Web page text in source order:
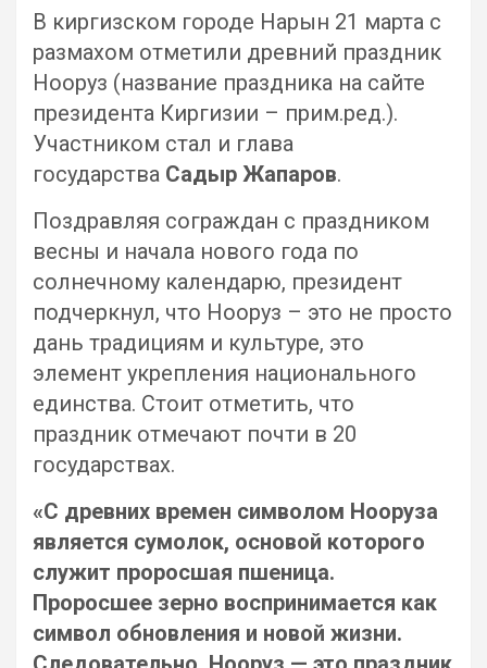
В киргизском городе Нарын 21 марта с
размахом отметили древний праздник
Нооруз (название праздника на сайте
президента Киргизии – прим.ред.).
Участником стал и глава
государства Садыр Жапаров.
Поздравляя сограждан с праздником
весны и начала нового года по
солнечному календарю, президент
подчеркнул, что Нооруз – это не просто
дань традициям и культуре, это
элемент укрепления национального
единства. Стоит отметить, что
праздник отмечают почти в 20
государствах.
«С древних времен символом Нооруза
является сумолок, основой которого
служит проросшая пшеница.
Проросшее зерно воспринимается как
символ обновления и новой жизни.